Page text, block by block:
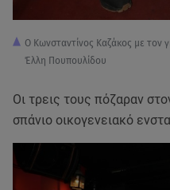
Ο Κωνσταντίνος Καζάκος με τον
Έλλη Πουπουλίδου
Οι τρεις τους πόζαραν
σπάνιο οικογενειακό